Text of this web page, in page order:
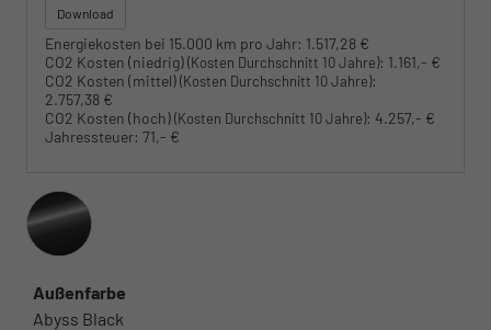
Download
Energiekosten bei 15.000 km pro Jahr: 1.517,28 €
CO2 Kosten (niedrig)(Kosten Durchschnitt 10 Jahre): 1.161,- €
CO2 Kosten (mittel)(Kosten Durchschnitt 10 Jahre):
2.757,38 €
CO2 Kosten (hoch)(Kosten Durchschnitt 10 Jahre): 4.257,- €
Jahressteuer: 71,- €
Außenfarbe
Abyss Black